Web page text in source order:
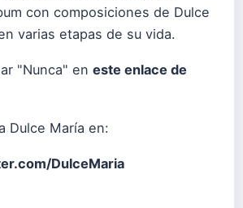
con composiciones de Dulce
varias etapas de su vida.
"Nunca" en este enlace de
Dulce María en:
DulceMaria